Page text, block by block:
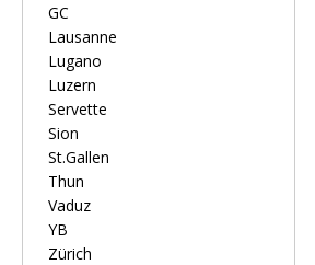
GC
Lausanne
Lugano
Luzern
Servette
Sion
St.Gallen
Thun
Vaduz
YB
Zürich